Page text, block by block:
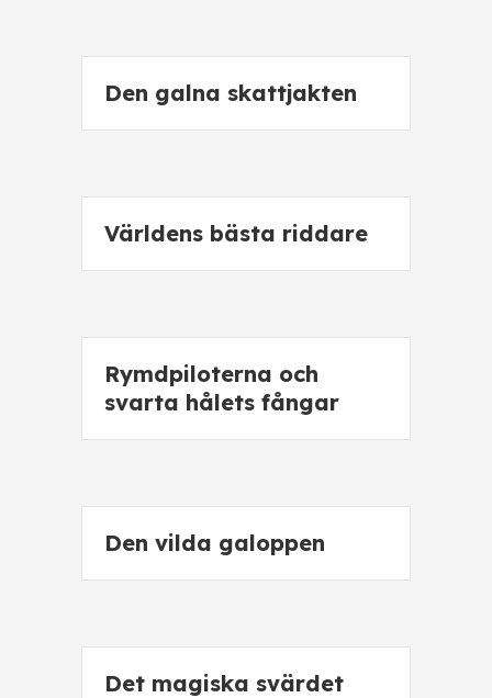
Den galna skattjakten
Världens bästa riddare
Rymdpiloterna och
svarta hålets fångar
Den vilda galoppen
Det magiska svärdet